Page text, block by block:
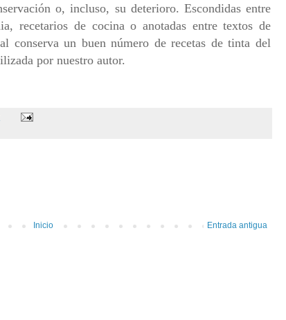
o, incluso, su deterioro. Escondidas entre
recetarios de cocina o anotadas entre textos de
conserva un buen número de recetas de tinta del
por nuestro autor.
Entrada antigua
Inicio